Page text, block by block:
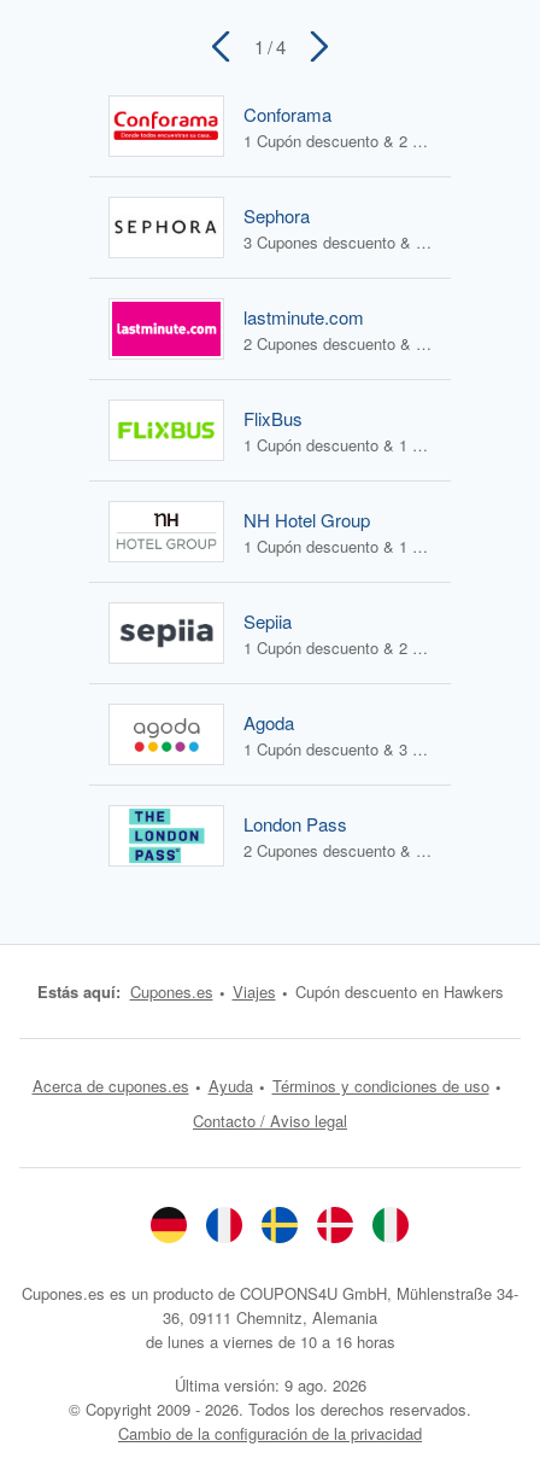
1 / 4
Conforama
1 Cupón descuento & 2 Ofertas
Sephora
3 Cupones descuento & 1 Oferta
lastminute.com
2 Cupones descuento & 2 Ofertas
FlixBus
1 Cupón descuento & 1 Oferta
NH Hotel Group
1 Cupón descuento & 1 Oferta
Sepiia
1 Cupón descuento & 2 Ofertas
Agoda
1 Cupón descuento & 3 Ofertas
London Pass
2 Cupones descuento & 0 Ofertas
Estás aquí: Cupones.es Viajes Cupón descuento en Hawkers
Acerca de cupones.es Ayuda
Términos y condiciones de uso
Contacto / Aviso legal
Cupones.es es un producto de COUPONS4U GmbH, Mühlenstraße 34-
36, 09111 Chemnitz, Alemania
de lunes a viernes de 10 a 16 horas
Última versión: 9 ago. 2026
© Copyright 2009 - 2026. Todos los derechos reservados.
Cambio de la configuración de la privacidad